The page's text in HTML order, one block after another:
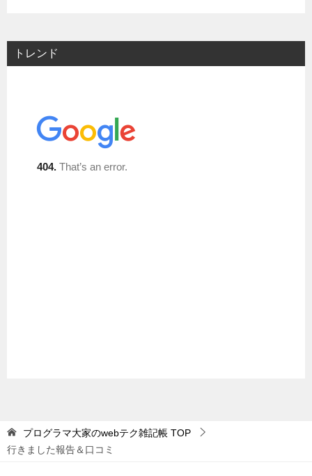
トレンド
プログラマ大家のwebテク雑記帳 TOP
行きました報告＆口コミ